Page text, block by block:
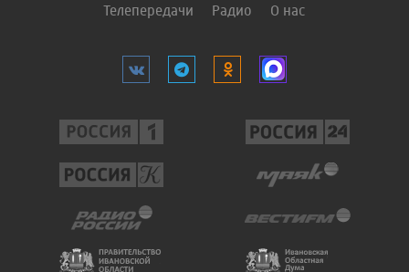
Телепередачи Радио О нас